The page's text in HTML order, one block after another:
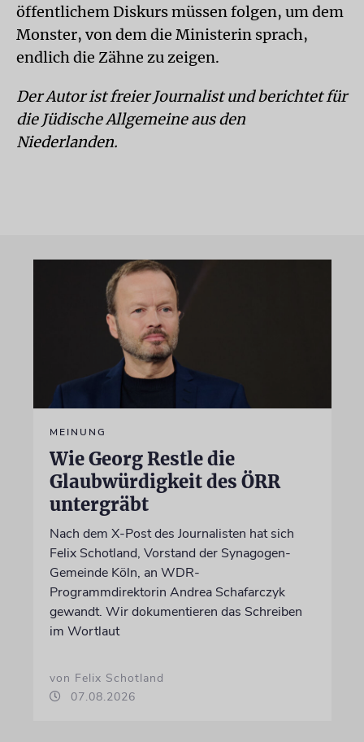
öffentlichem Diskurs müssen folgen, um dem
Monster, von dem die Ministerin sprach,
endlich die Zähne zu zeigen.
Der Autor ist freier Journalist und berichtet für
die Jüdische Allgemeine aus den
Niederlanden.
MEINUNG
Wie Georg Restle die
Glaubwürdigkeit des ÖRR
untergräbt
Nach dem X-Post des Journalisten hat sich
Felix Schotland, Vorstand der Synagogen-
Gemeinde Köln, an WDR-
Programmdirektorin Andrea Schafarczyk
gewandt. Wir dokumentieren das Schreiben
im Wortlaut
von Felix Schotland
07.08.2026